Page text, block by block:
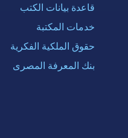
قاعدة بيانات الكتب
خدمات المكتبة
حقوق الملكية الفكرية
بنك المعرفة المصرى